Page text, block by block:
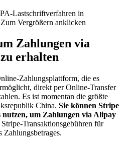
Lastschriftverfahren in
Vergrößern anklicken
Zahlungen via
erhalten
Zahlungsplattform, die es
direkt per Online-Transfer
Es ist momentan die größte
China. Sie können Stripe
um Zahlungen via Alipay
Transaktionsgebühren für
Zahlungsbetrages.